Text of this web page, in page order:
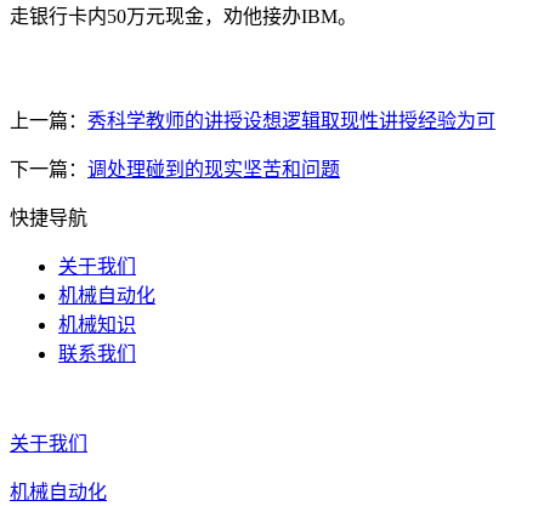
走银行卡内50万元现金，劝他接办IBM。
上一篇： 秀科学教师的讲授设想逻辑取现性讲授经验为可
下一篇： 调处理碰到的现实坚苦和问题
快捷导航
关于我们
机械自动化
机械知识
联系我们
关于我们
机械自动化